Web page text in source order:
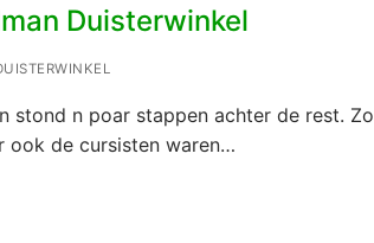
Duisterwinkel
stond n poar stappen achter de rest. Zo
ook de cursisten waren…